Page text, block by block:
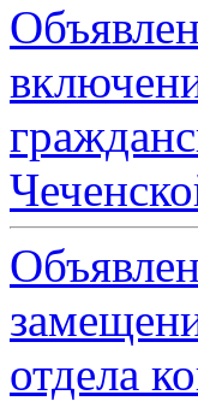
отдела